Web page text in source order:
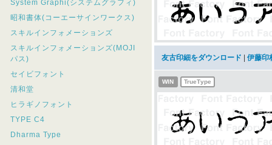
System Graphi(システムグラフィ)
昭和書体(コーエーサインワークス)
スキルインフォメーションズ
スキルインフォメーションズ(MOJI
パス)
セイビフォント
清和堂
ヒラギノフォント
TYPE C4
Dharma Type
友古印細をダウンロード 伊藤印
WIN TrueType